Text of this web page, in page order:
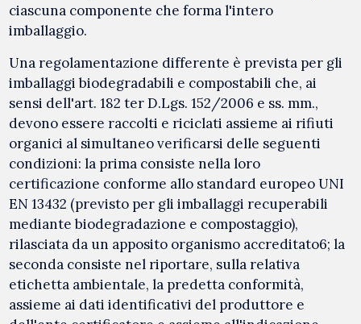
ciascuna componente che forma l'intero
imballaggio.
Una regolamentazione differente è prevista per gli
imballaggi biodegradabili e compostabili che, ai
sensi dell'art. 182 ter D.Lgs. 152/2006 e ss. mm.,
devono essere raccolti e riciclati assieme ai rifiuti
organici al simultaneo verificarsi delle seguenti
condizioni: la prima consiste nella loro
certificazione conforme allo standard europeo UNI
EN 13432 (previsto per gli imballaggi recuperabili
mediante biodegradazione e compostaggio),
rilasciata da un apposito organismo accreditato6; la
seconda consiste nel riportare, sulla relativa
etichetta ambientale, la predetta conformità,
assieme ai dati identificativi del produttore e